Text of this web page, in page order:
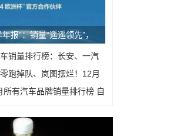
报”：销量“遥遥领先”，
销量排行榜：长安、一汽
跑掉队、岚图摆烂！12月
所有汽车品牌销量排行榜 自